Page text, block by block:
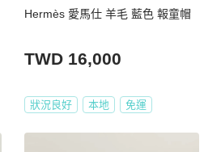
Hermès 愛馬仕 羊毛 藍色 報童帽
TWD 16,000
狀況良好 本地 免運